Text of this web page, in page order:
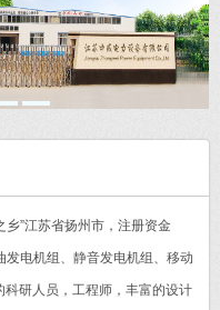
”江苏省扬州市，注册资金
电机组、静音发电机组、移动
研人员，工程师，丰富的设计